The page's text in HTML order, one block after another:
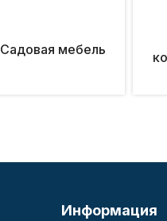
Садовая мебель
Информация